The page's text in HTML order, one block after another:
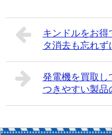
っておくべき注意点な
1-1． 余裕があると
必要はないでしょう。
費用などをまとめました
3-1． 遺品整理を
すすめします。
キンドルをお得
タ消去も忘れず
発電機を買取し
つきやすい製品